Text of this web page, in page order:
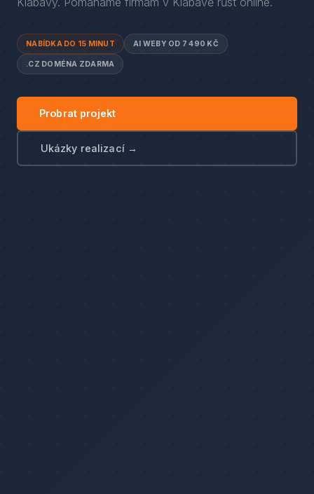
NABÍDKA DO 15 MINUT AI WEBY OD 7 490 KČ
.CZ DOMÉNA ZDARMA
Probrat projekt
Ukázky realizací →